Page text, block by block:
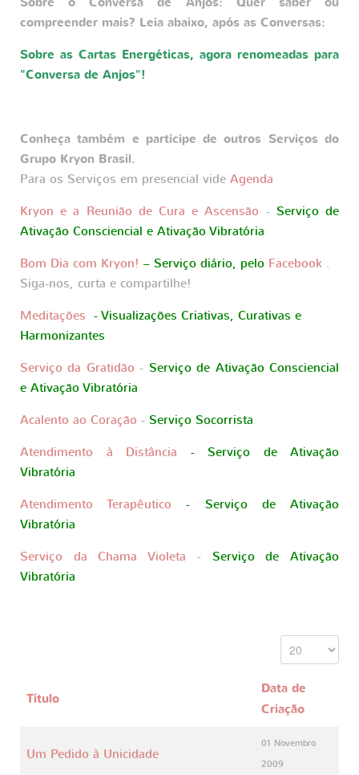
compreender mais? Leia abaixo, após as Conversas:
Sobre as Cartas Energéticas, agora renomeadas para
"Conversa de Anjos"!
Conheça também e participe de outros Serviços do
Grupo Kryon Brasil.
Para os Serviços em presencial vide Agenda
Kryon e a Reunião de Cura e Ascensão - Serviço de
Ativação Consciencial e Ativação Vibratória
Bom Dia com Kryon! – Serviço diário, pelo Facebook .
Siga-nos, curta e compartilhe!
Meditações - Visualizações Criativas, Curativas e
Harmonizantes
Serviço da Gratidão - Serviço de Ativação Consciencial
e Ativação Vibratória
Acalento ao Coração - Serviço Socorrista
Atendimento à Distância
- Serviço de Ativação
Vibratória
Atendimento Terapêutico
- Serviço de Ativação
Vibratória
Serviço da Chama Violeta - Serviço de Ativação
Vibratória
Título
Data de
Criação
Um Pedido à Unicidade
01 Novembro
2009